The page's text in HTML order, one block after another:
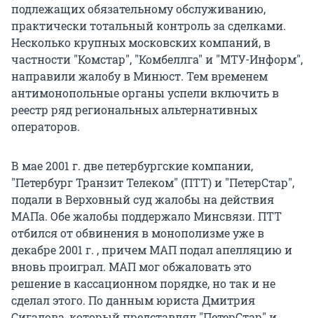
подлежащих обязательному обслуживанию,
практически тотальный контроль за сделками.
Несколько крупных московских компаний, в
частности "Комстар", "Комбеллга" и "МТУ-Информ",
направили жалобу в Минюст. Тем временем
антимонопольные органы успели включить в
реестр ряд региональных альтернативных
операторов.
В мае 2001 г. две петербургские компании,
"Петербург Транзит Телеком" (ПТТ) и "ПетерСтар",
подали в Верховный суд жалобы на действия
МАПа. Обе жалобы поддержало Минсвязи. ПТТ
отбился от обвинения в монополизме уже в
декабре 2001 г. , причем МАП подал апелляцию и
вновь проиграл. МАП мог обжаловать это
решение в кассационном порядке, но так и не
сделал этого. По данным юриста Дмитрия